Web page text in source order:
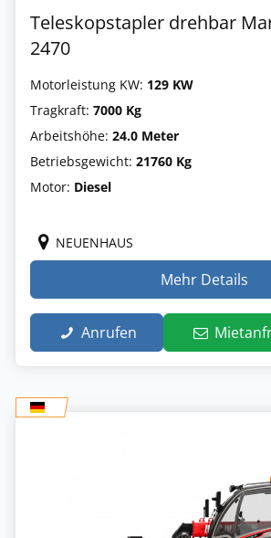
Teleskopstapler drehbar
2470
Motorleistung KW: 129 KW
Tragkraft: 7000 Kg
Arbeitshöhe: 24.0 Meter
Betriebsgewicht: 21760 Kg
Motor: Diesel
NEUENHAUS
Mehr Details
Anrufen